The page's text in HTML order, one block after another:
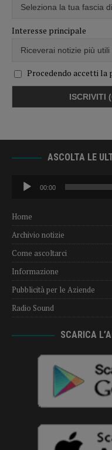
Interesse principale
Procedendo accetti la
ASCOLTA LE
Audio
Player
00:00
Home
Archivio notizie
Come ascoltarci
Informazione
Pubblicità per le Aziende
Radio Sound
SCARICA